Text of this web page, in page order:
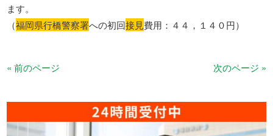
ます。
（福岡県行橋警察署への初回接見費用：４４，１４０円）
« 前のページ 次のページ »